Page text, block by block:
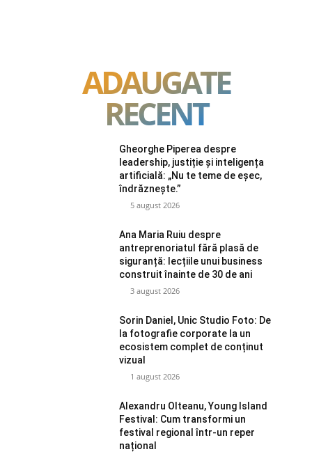
ADAUGATE
RECENT
Gheorghe Piperea despre
leadership, justiție și inteligența
artificială: „Nu te teme de eșec,
îndrăznește.”
5 august 2026
Ana Maria Ruiu despre
antreprenoriatul fără plasă de
siguranță: lecțiile unui business
construit înainte de 30 de ani
3 august 2026
Sorin Daniel, Unic Studio Foto: De
la fotografie corporate la un
ecosistem complet de conținut
vizual
1 august 2026
Alexandru Olteanu, Young Island
Festival: Cum transformi un
festival regional într-un reper
național